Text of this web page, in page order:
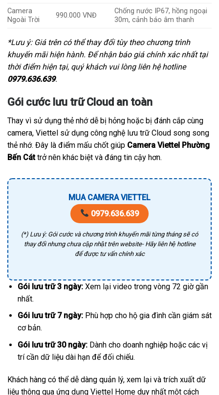
Camera
Ngoài Trời
990.000 VNĐ
Chống nước IP67, hồng ngoại
30m, cảnh báo âm thanh
*Lưu ý: Giá trên có thể thay đổi tùy theo chương trình
khuyến mãi hiện hành. Để nhận báo giá chính xác nhất tại
thời điểm hiện tại, quý khách vui lòng liên hệ hotline
0979.636.639.
Gói cước lưu trữ Cloud an toàn
Thay vì sử dụng thẻ nhớ dễ bị hỏng hoặc bị đánh cắp cùng
camera, Viettel sử dụng công nghệ lưu trữ Cloud song song
thẻ nhớ. Đây là điểm mấu chốt giúp Camera Viettel Phường
Bến Cáttrở nên khác biệt và đáng tin cậy hơn.
MUA CAMERA VIETTEL
0979.636.639
(*) Lưu ý: Gói cước và chương trình khuyến mãi từng tháng sẽ có
thay đổi nhưng chưa cập nhật trên website- Hãy liên hệ hotline
để được tư vấn chính xác
Gói lưu trữ 3 ngày:Xem lại video trong vòng 72 giờ gần
nhất.
Gói lưu trữ 7 ngày:Phù hợp cho hộ gia đình cần giám sát
cơ bản.
Gói lưu trữ 30 ngày:Dành cho doanh nghiệp hoặc các vị
trí cần dữ liệu dài hạn để đối chiếu.
Khách hàng có thể dễ dàng quản lý, xem lại và trích xuất dữ
liệu thông qua ứng dụng Viettel Home duy nhất một cách